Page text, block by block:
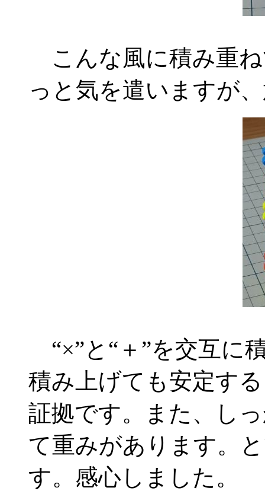
こんな風に積み重
っと気を遣いますが
“×”と“＋”を交互に
積み上げても安定す
証拠です。また、し
て重みがあります。
す。感心しました。